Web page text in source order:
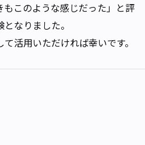
このような感じだった」と評
なりました。
活用いただければ幸いです。